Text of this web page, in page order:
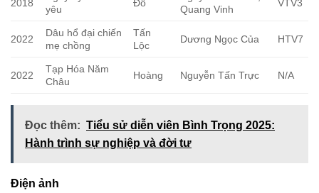
2018
yêu
Đô
Quang Vinh
VTV3
2022
Dâu hổ đại chiến
mẹ chồng
Tấn
Lộc
Dương Ngọc Của HTV7
2022
Tạp Hóa Năm
Châu
Hoàng Nguyễn Tấn Trực N/A
Đọc thêm: Tiểu sử diễn viên Bình Trọng 2025:
Hành trình sự nghiệp và đời tư
Điện ảnh